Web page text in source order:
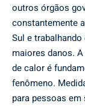
outros órgãos
constantemente
Sul e
maiores danos.
de calor é
fenômeno.
para pessoas